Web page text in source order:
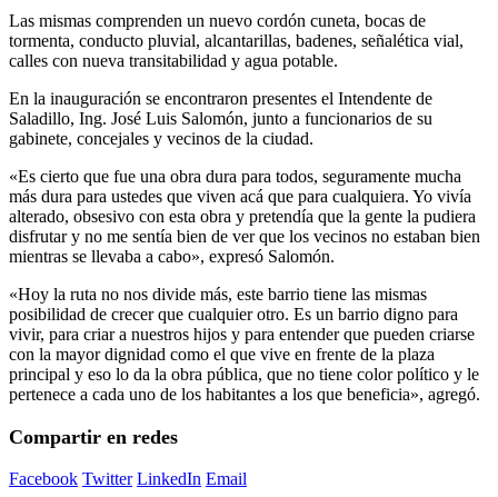
Las mismas comprenden un nuevo cordón cuneta, bocas de
tormenta, conducto pluvial, alcantarillas, badenes, señalética vial,
calles con nueva transitabilidad y agua potable.
En la inauguración se encontraron presentes el Intendente de
Saladillo, Ing. José Luis Salomón, junto a funcionarios de su
gabinete, concejales y vecinos de la ciudad.
«Es cierto que fue una obra dura para todos, seguramente mucha
más dura para ustedes que viven acá que para cualquiera. Yo vivía
alterado, obsesivo con esta obra y pretendía que la gente la pudiera
disfrutar y no me sentía bien de ver que los vecinos no estaban bien
mientras se llevaba a cabo», expresó Salomón.
«Hoy la ruta no nos divide más, este barrio tiene las mismas
posibilidad de crecer que cualquier otro. Es un barrio digno para
vivir, para criar a nuestros hijos y para entender que pueden criarse
con la mayor dignidad como el que vive en frente de la plaza
principal y eso lo da la obra pública, que no tiene color político y le
pertenece a cada uno de los habitantes a los que beneficia», agregó.
Compartir en redes
Facebook Twitter LinkedIn Email